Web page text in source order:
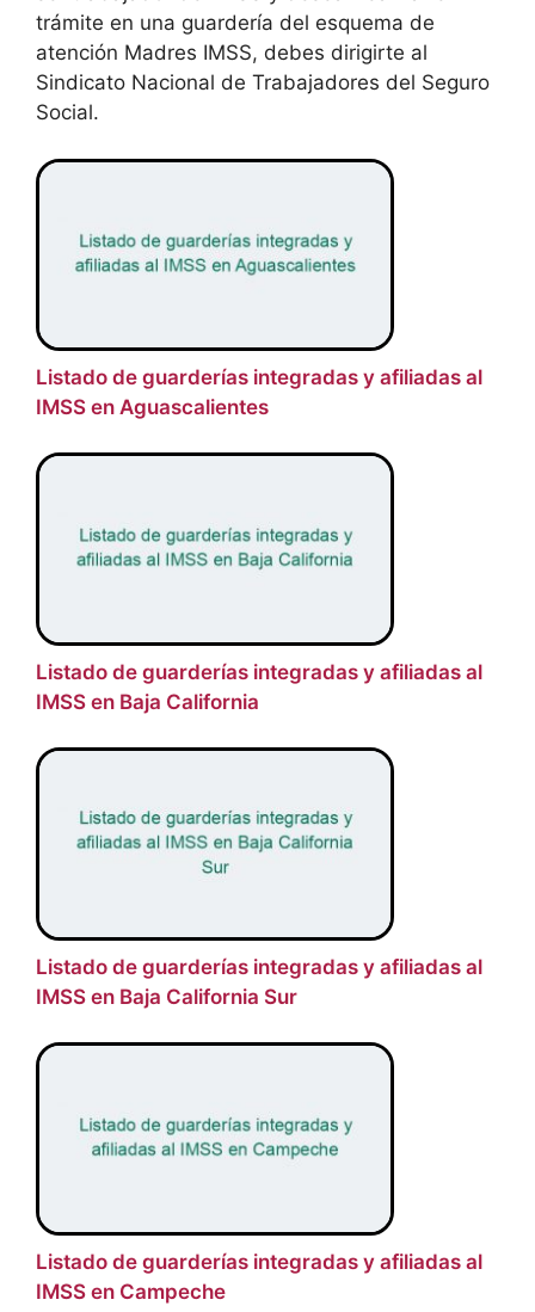
trámite en una guardería del esquema de
atención Madres IMSS, debes dirigirte al
Sindicato Nacional de Trabajadores del Seguro
Social.
Listado de guarderías integradas y afiliadas al
IMSS en Aguascalientes
Listado de guarderías integradas y afiliadas al
IMSS en Baja California
Listado de guarderías integradas y afiliadas al
IMSS en Baja California Sur
Listado de guarderías integradas y afiliadas al
IMSS en Campeche